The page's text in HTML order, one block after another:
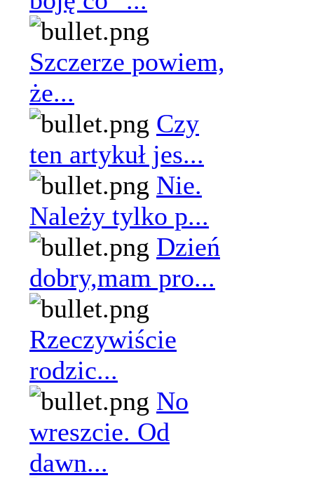
Szczerze powiem,
że...
Czy
ten artykuł jes...
Nie.
Należy tylko p...
Dzień
dobry,mam pro...
Rzeczywiście
rodzic...
No
wreszcie. Od
dawn...